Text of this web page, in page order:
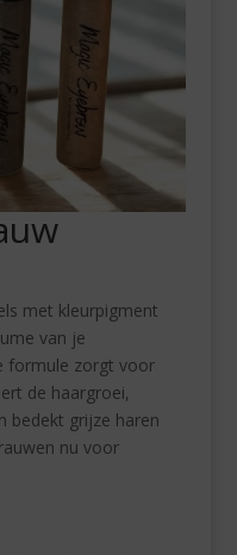
met kleurpigment
van je
formule zorgt voor
de haargroei,
bedekt grijze haren
nu voor